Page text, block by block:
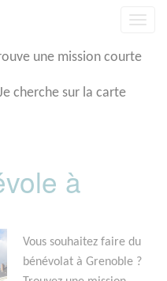
une mission courte
cherche sur la carte
à
Vous souhaitez faire du
bénévolat à Grenoble ?